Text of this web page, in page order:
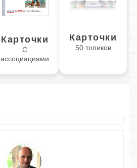
Карточки
С
ассоциациями
Карточки
50 топиков